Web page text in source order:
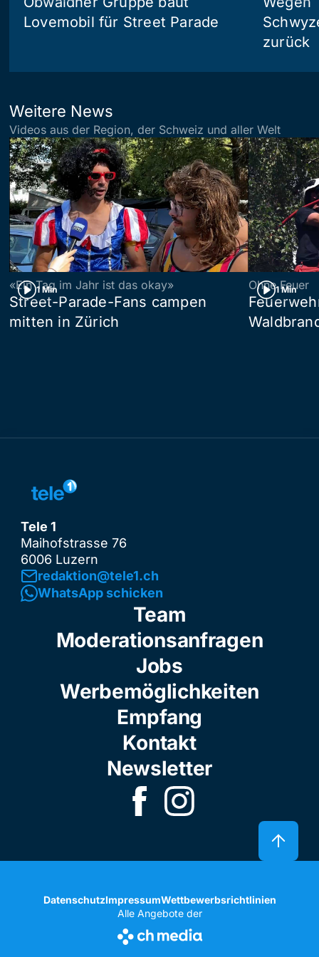
Lovemobil für Street Parade
zurück
Weitere News
Videos aus der Region, der Schweiz und aller Welt
1 Min
«Ein Tag im Jahr ist das okay»
Street-Parade-Fans campen
mitten in Zürich
1 Min
Ohne Feuer
Tele 1
Maihofstrasse 76
6006 Luzern
redaktion@tele1.ch
WhatsApp schicken
Team
Moderationsanfragen
Jobs
Werbemöglichkeiten
Empfang
Kontakt
Newsletter
DatenschutzImpressumWettbewerbsrichtlinien
Alle Angebote der